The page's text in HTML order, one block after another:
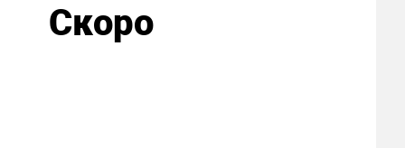
Скоро